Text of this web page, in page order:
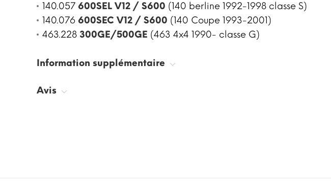
140.057 600SEL V12 / S600 (140 berline 1992-1998 classe S)
140.076 600SEC V12 / S600 (140 Coupe 1993-2001)
463.228 300GE/500GE (463 4x4 1990- classe G)
Information supplémentaire
Avis